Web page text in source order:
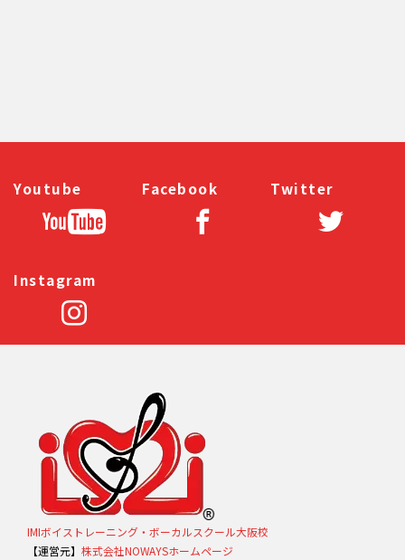
Youtube Facebook Twitter
Instagram
IMIボイストレーニング・ボーカルスクール大阪校
【運営元】 株式会社NOWAYSホームページ